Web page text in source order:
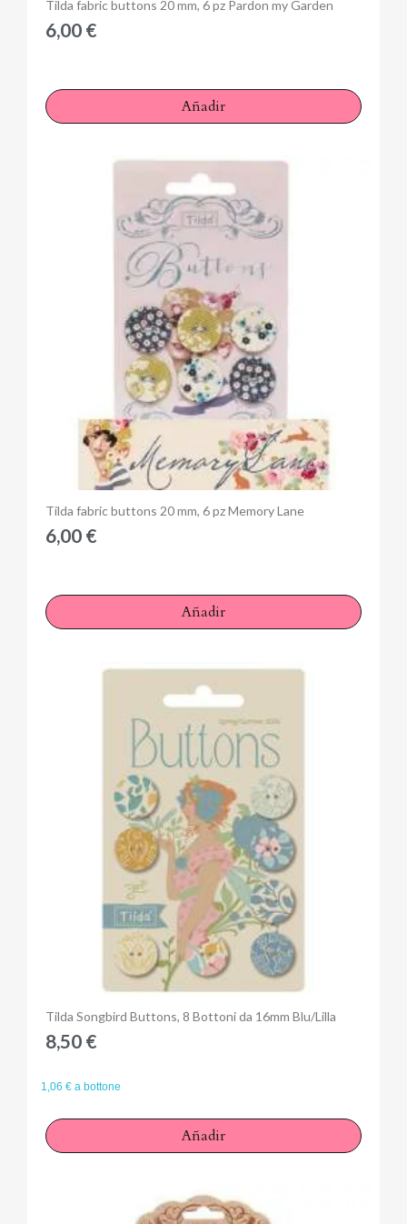
Anteprima
Tilda fabric buttons 20 mm, 6 pz Pardon my Garden
6,00 €
Añadir
Anteprima
Tilda fabric buttons 20 mm, 6 pz Memory Lane
6,00 €
Añadir
Anteprima
Tilda Songbird Buttons, 8 Bottoni da 16mm Blu/Lilla
8,50 €
1,06 € a bottone
Añadir